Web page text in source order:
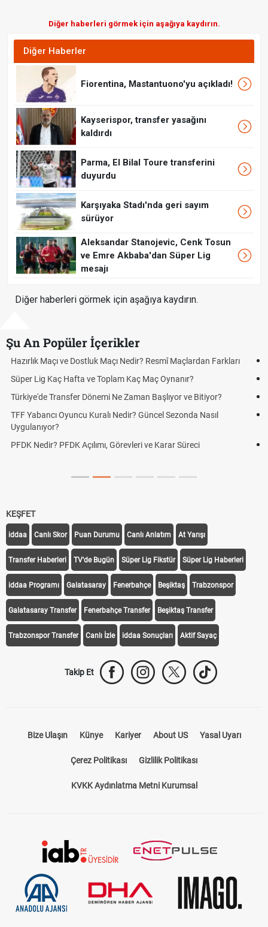
Diğer haberleri görmek için aşağıya kaydırın.
Diğer Haberler
Fiorentina, Mastantuono'yu açıkladı!
Kayserispor, transfer yasağını
kaldırdı
Parma, El Bilal Toure transferini
duyurdu
Karşıyaka Stadı'nda geri sayım
sürüyor
Aleksandar Stanojevic, Cenk Tosun
ve Emre Akbaba'dan Süper Lig
mesajı
Diğer haberleri görmek için aşağıya kaydırın.
Şu An Popüler İçerikler
Puan Durumunda AG, OM ve Diğer Kısaltmalar Ne Anlama Gelir?
Skor Ne Demek? Sporda Skor ve Sonuç Kavramları
Futbol Nasıl Oynanır? Temel Futbol Kuralları
Deplasman Golü Kuralı Nedir? Hangi Organizasyonlarda
Uygulanıyor?
DGS Sonuçları Ne Zaman Açıklanacak 2026? ÖSYM Sonuç
KEŞFET
iddaa Canlı Skor Puan Durumu Canlı Anlatım At Yarışı
Transfer Haberleri TV'de Bugün Süper Lig Fikstür Süper Lig Haberleri
iddaa Programı Galatasaray Fenerbahçe Beşiktaş Trabzonspor
Galatasaray Transfer Fenerbahçe Transfer Beşiktaş Transfer
Trabzonspor Transfer Canlı İzle iddaa Sonuçları Aktif Sayaç
Takip Et
Bize Ulaşın Künye Kariyer About US Yasal Uyarı
Çerez Politikası Gizlilik Politikası
KVKK Aydınlatma Metni Kurumsal